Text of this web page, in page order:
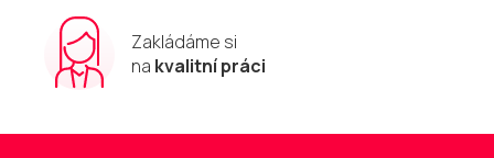
Zakládáme si
na kvalitní práci